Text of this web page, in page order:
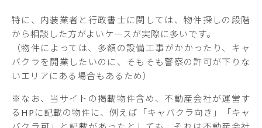
特に、内装業者と行政書士に関しては、物件探しの段階
から相談した方がよいケースが実際に多いです。
（物件によっては、多額の設備工事がかかったり、キャ
バクラを開業したいのに、そもそも警察の許可が下りな
いエリアにある場合もあるため）
※なお、当サイトの掲載物件含め、不動産会社が運営す
るHPに記載の物件に、例えば「キャバクラ向き」「キャ